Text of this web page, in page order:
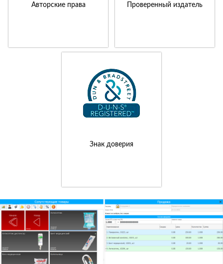
Авторские права Проверенный издатель
Знак доверия